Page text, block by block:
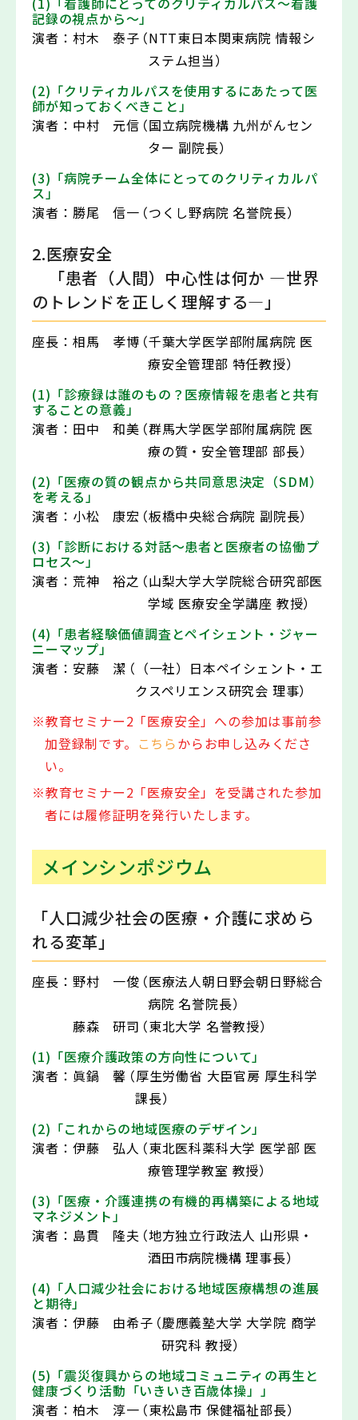
記録の視点から～」
演者： 村木 泰子（NTT東日本関東病院 情報シ
ステム担当）
(2)「クリティカルパスを使用するにあたって医
師が知っておくべきこと」
演者： 中村 元信（国立病院機構 九州がんセン
ター 副院長）
(3)「病院チーム全体にとってのクリティカルパ
ス」
演者： 勝尾 信一（つくし野病院 名誉院長）
2.医療安全
「患者（人間）中心性は何か ―世界
のトレンドを正しく理解する―」
座長： 相馬 孝博（千葉大学医学部附属病院 医
療安全管理部 特任教授）
(1)「診療録は誰のもの？医療情報を患者と共有
することの意義」
演者： 田中 和美（群馬大学医学部附属病院 医
療の質・安全管理部 部長）
(2)「医療の質の観点から共同意思決定（SDM）
を考える」
演者： 小松 康宏（板橋中央総合病院 副院長）
(3)「診断における対話〜患者と医療者の協働プ
ロセス〜」
演者： 荒神 裕之（山梨大学大学院総合研究部医
学域 医療安全学講座 教授）
(4)「患者経験価値調査とペイシェント・ジャー
ニーマップ」
演者： 安藤 潔（（一社）日本ペイシェント・エ
クスペリエンス研究会 理事）
※教育セミナー2「医療安全」への参加は事前参
加登録制です。 こちらからお申し込みくださ
い。
※教育セミナー2「医療安全」を受講された参加
者には履修証明を発行いたします。
メインシンポジウム
「人口減少社会の医療・介護に求めら
れる変革」
座長： 野村 一俊（医療法人朝日野会朝日野総合
病院 名誉院長）
藤森 研司（東北大学 名誉教授）
(1)「医療介護政策の方向性について」
演者： 眞鍋 馨（厚生労働省 大臣官房 厚生科学
課長）
(2)「これからの地域医療のデザイン」
演者： 伊藤 弘人（東北医科薬科大学 医学部 医
療管理学教室 教授）
(3)「医療・介護連携の有機的再構築による地域
マネジメント」
演者： 島貫 隆夫（地方独立行政法人 山形県・
酒田市病院機構 理事長）
(4)「人口減少社会における地域医療構想の進展
と期待」
演者： 伊藤 由希子（慶應義塾大学 大学院 商学
研究科 教授）
(5)「震災復興からの地域コミュニティの再生と
健康づくり活動「いきいき百歳体操」」
演者： 柏木 淳一（東松島市 保健福祉部長）